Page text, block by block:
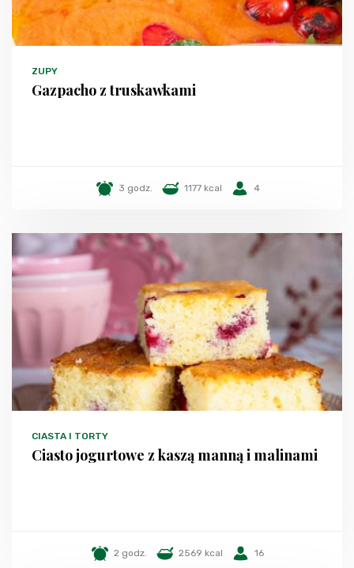
ZUPY
Gazpacho z truskawkami
3 godz. 1177 kcal 4
CIASTA I TORTY
Ciasto jogurtowe z kaszą manną i malinami
2 godz. 2569 kcal 16